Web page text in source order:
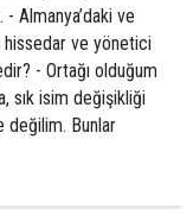
Almanya’daki ve
hissedar ve yönetici
- Ortağı olduğum
sık isim değişikliği
değilim. Bunlar